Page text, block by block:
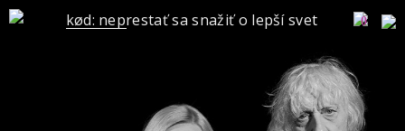
kød: neprestať sa snažiť o lepší svet 0